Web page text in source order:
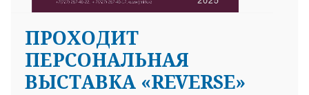
ПРОХОДИТ
ПЕРСОНАЛЬНАЯ
ВЫСТАВКА «REVERSE»